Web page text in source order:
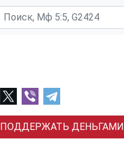
ПОДДЕРЖАТЬ ДЕНЬГАМИ